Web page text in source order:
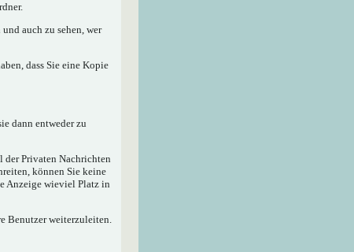
auch zu sehen, wer
dass Sie eine Kopie
dann entweder zu
der Privaten Nachrichten
können Sie keine
Anzeige wieviel Platz in
Benutzer weiterzuleiten.